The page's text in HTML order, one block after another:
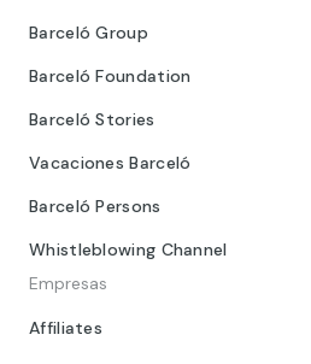
Barceló Group
Barceló Foundation
Barceló Stories
Vacaciones Barceló
Barceló Persons
Whistleblowing Channel
Empresas
Affiliates